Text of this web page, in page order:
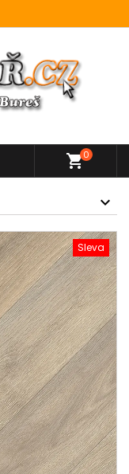
shopping_cart0
Sleva